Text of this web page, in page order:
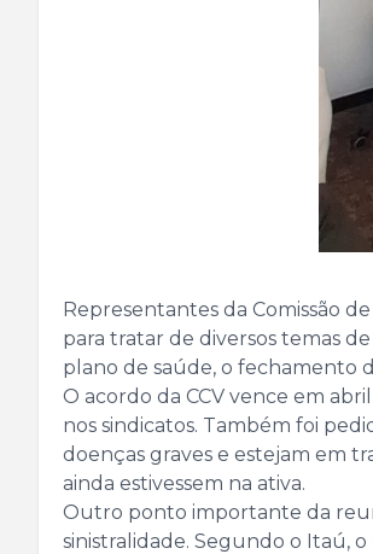
Representantes da Comissão
para tratar de diversos temas
plano de saúde, o fechamento
O acordo da CCV vence em
nos sindicatos. Também foi
doenças graves e estejam em
ainda estivessem na ativa.
Outro ponto importante da
sinistralidade. Segundo o Itaú,